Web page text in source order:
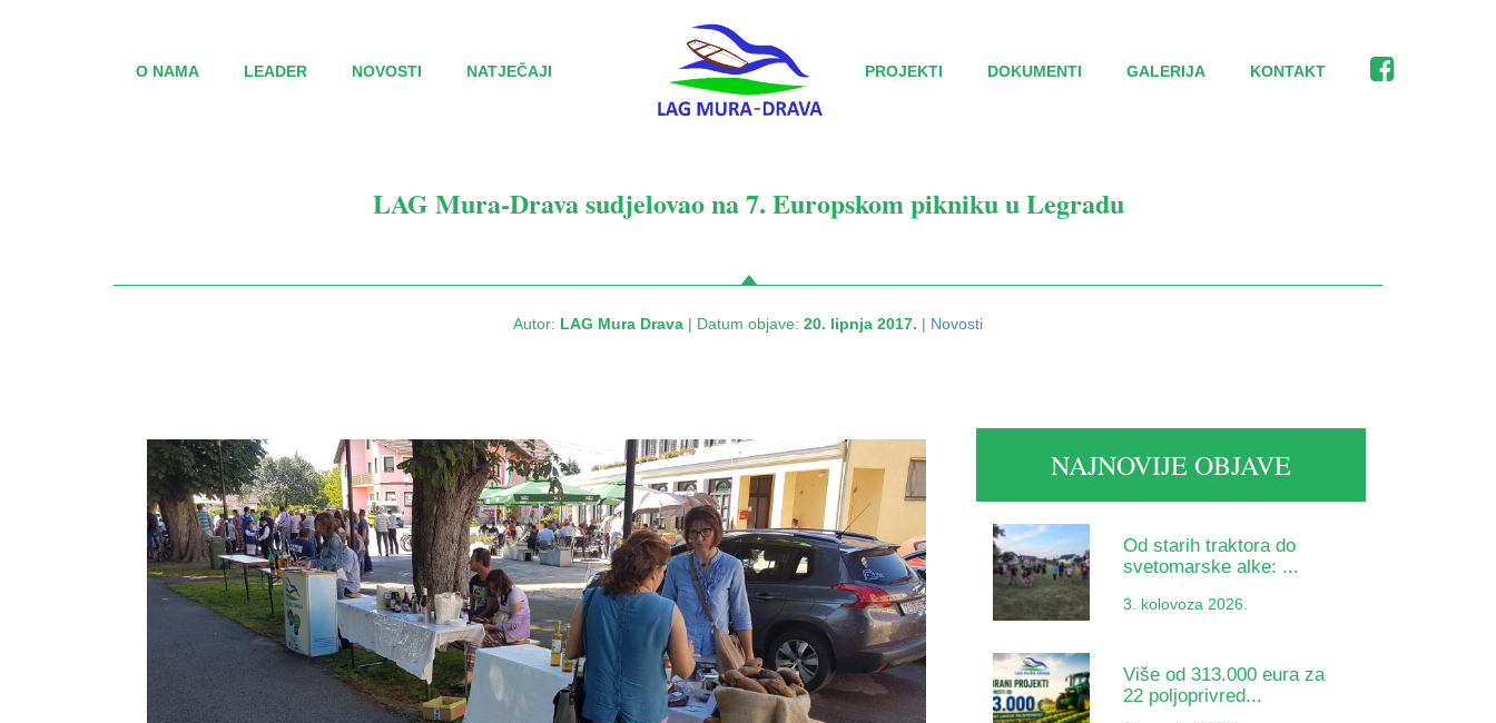
O NAMA LEADER NOVOSTI NATJEČAJI PROJEKTI DOKUMENTI GALERIJA KONTAKT
LAG Mura-Drava sudjelovao na 7. Europskom pikniku u Legradu
Autor: LAG Mura Drava | Datum objave: 20. lipnja 2017. | Novosti
NAJNOVIJE OBJAVE
Od starih traktora do
svetomarske alke: ...
3. kolovoza 2026.
Više od 313.000 eura za
22 poljoprivred...